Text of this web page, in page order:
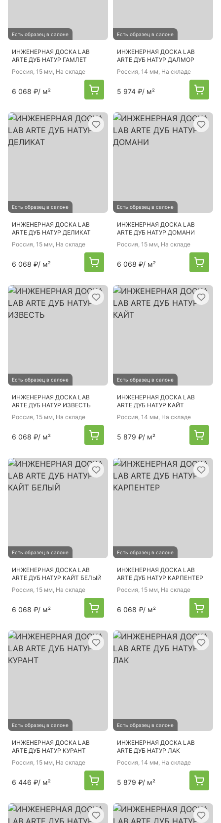
Есть образец в салоне
ИНЖЕНЕРНАЯ ДОСКА LAB
ARTE ДУБ НАТУР ГАМЛЕТ
Россия, 15 мм, На складе
6 068 ₽/ м²
Есть образец в салоне
ИНЖЕНЕРНАЯ ДОСКА LAB
ARTE ДУБ НАТУР ДАЛМОР
Россия, 14 мм, На складе
5 974 ₽/ м²
Есть образец в салоне
ИНЖЕНЕРНАЯ ДОСКА LAB
ARTE ДУБ НАТУР ДЕЛИКАТ
Россия, 15 мм, На складе
6 068 ₽/ м²
Есть образец в салоне
ИНЖЕНЕРНАЯ ДОСКА LAB
ARTE ДУБ НАТУР ДОМАНИ
Россия, 15 мм, На складе
6 068 ₽/ м²
Есть образец в салоне
ИНЖЕНЕРНАЯ ДОСКА LAB
ARTE ДУБ НАТУР ИЗВЕСТЬ
Россия, 15 мм, На складе
6 068 ₽/ м²
Есть образец в салоне
ИНЖЕНЕРНАЯ ДОСКА LAB
ARTE ДУБ НАТУР КАЙТ
Россия, 14 мм, На складе
5 879 ₽/ м²
Есть образец в салоне
ИНЖЕНЕРНАЯ ДОСКА LAB
ARTE ДУБ НАТУР КАЙТ БЕЛЫЙ
Россия, 15 мм, На складе
6 068 ₽/ м²
Есть образец в салоне
ИНЖЕНЕРНАЯ ДОСКА LAB
ARTE ДУБ НАТУР КАРПЕНТЕР
Россия, 15 мм, На складе
6 068 ₽/ м²
Есть образец в салоне
ИНЖЕНЕРНАЯ ДОСКА LAB
ARTE ДУБ НАТУР КУРАНТ
Россия, 15 мм, На складе
6 446 ₽/ м²
Есть образец в салоне
ИНЖЕНЕРНАЯ ДОСКА LAB
ARTE ДУБ НАТУР ЛАК
Россия, 14 мм, На складе
5 879 ₽/ м²